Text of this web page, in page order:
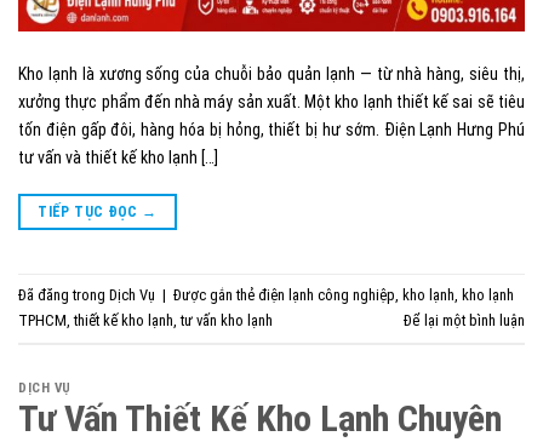
Kho lạnh là xương sống của chuỗi bảo quản lạnh — từ nhà hàng, siêu thị,
xưởng thực phẩm đến nhà máy sản xuất. Một kho lạnh thiết kế sai sẽ tiêu
tốn điện gấp đôi, hàng hóa bị hỏng, thiết bị hư sớm. Điện Lạnh Hưng Phú
tư vấn và thiết kế kho lạnh […]
TIẾP TỤC ĐỌC →
Đã đăng trong Dịch Vụ | Được gắn thẻ điện lạnh công nghiệp kho lạnh kho lạnh
TPHCM ,thiết kế kho lạnh ,tư vấn kho lạnh Để lại một bình luận
DỊCH VỤ
Tư Vấn Thiết Kế Kho Lạnh Chuyên